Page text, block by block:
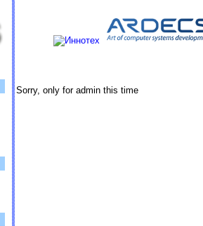
Sorry, only for admin this time